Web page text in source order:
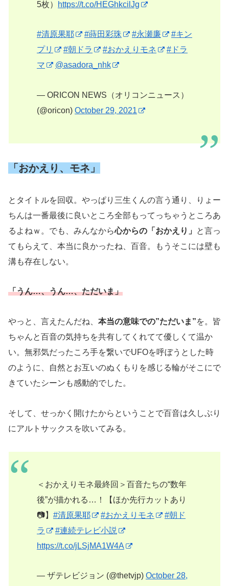
5枚）
https://t.co/HEGhkcilJg
#清原果耶 #蒔田彩珠 #永瀬廉
#キン
プリ
#朝ドラ #おかえりモネ
#ドラ
マ
@asadora_nhk
— ORICON NEWS（オリコンニュース）
(@oricon) October 29, 2021
「おかえり、モネ」
とタイトルを回収。やっぱり三生くんの言う通り、りょー
ちんは一番最後に良いところ全部もってっちゃうところあ
るよねｗ。でも、みんなから心からの「おかえり」
と言っ
てもらえて、本当に良かったね、百音。もうそこには壁も
溝も存在しない。
「うん…、うん…、ただいま」
やっと、言えたんだね、 本当の意味での”ただいま”を。皆
ちゃんと百音の気持ちを共有してくれてて優しくて温か
い。無邪気だったころ手を繋いでUFOを呼ぼうとした時
のように、自然とお互いのぬくもりを感じる輪がそこにで
きていたシーンも感動的でした。
そして、せっかく開けたからということで百音は久しぶり
にアルトサックスを吹いてみる。
＜おかえりモネ最終回＞百音たちの“数年
後”が描かれる…！【ほか先行カットあり
📷】 #清原果耶 #おかえりモネ
#朝ド
ラ
#連続テレビ小説
https://t.co/jLSjMA1W4A
— ザテレビジョン (@thetvjp) October 28,